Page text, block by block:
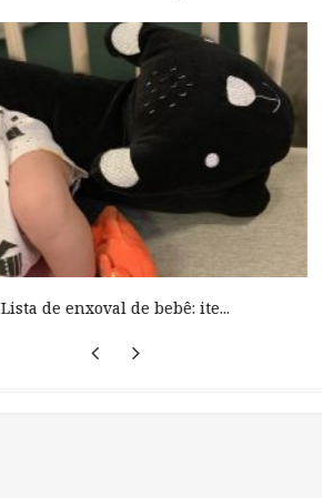
Lista de enxoval de bebê: ite...